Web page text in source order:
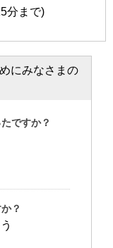
分まで)
にみなさまの
ですか？
？